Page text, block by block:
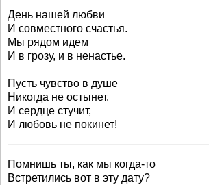
День нашей любви
И совместного счастья.
Мы рядом идем
И в грозу, и в ненастье.
Пусть чувство в душе
Никогда не остынет.
И сердце стучит,
И любовь не покинет!
Помнишь ты, как мы когда-то
Встретились вот в эту дату?